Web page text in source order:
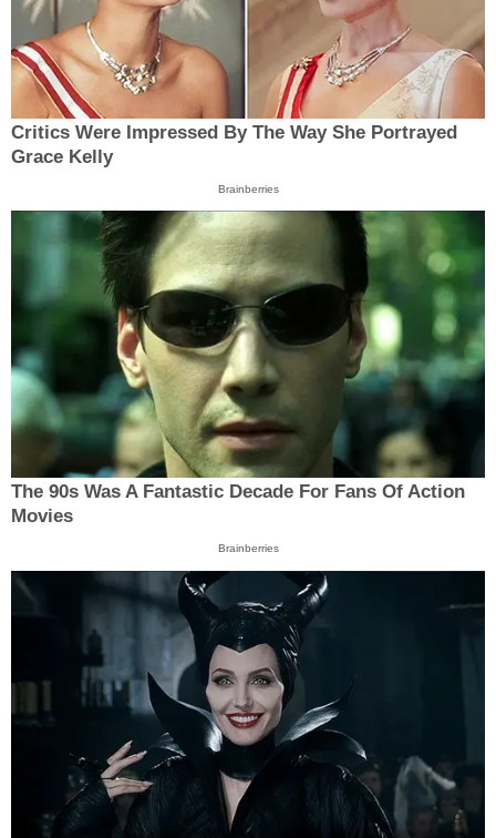
Critics Were Impressed By The Way She Portrayed
Grace Kelly
Brainberries
The 90s Was A Fantastic Decade For Fans Of Action
Movies
Brainberries